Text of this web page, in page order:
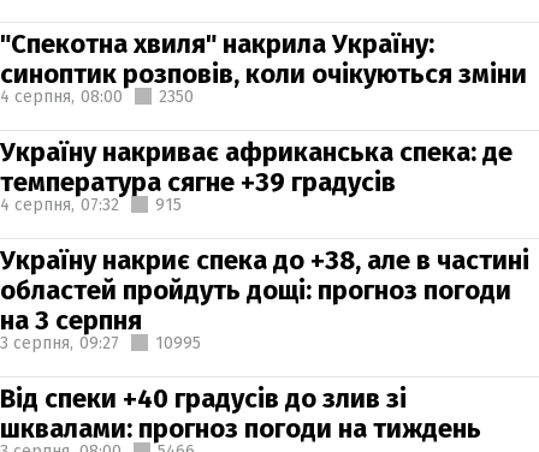
"Спекотна хвиля" накрила Україну:
синоптик розповів, коли очікуються зміни
4 серпня, 08:00 2350
Україну накриває африканська спека: де
температура сягне +39 градусів
4 серпня, 07:32 915
Україну накриє спека до +38, але в частині
областей пройдуть дощі: прогноз погоди
на 3 серпня
3 серпня, 09:27 10995
Від спеки +40 градусів до злив зі
шквалами: прогноз погоди на тиждень